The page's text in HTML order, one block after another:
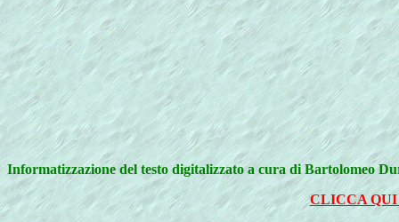
Informatizzazione del testo digitalizzato a cura di Bartolomeo
CLICCA QUI